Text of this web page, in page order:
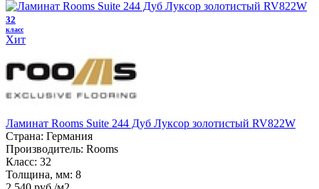
32
класс
Хит
Ламинат Rooms Suite 244 Дуб Луксор золотистый RV822W
Страна: Германия
Производитель: Rooms
Класс: 32
Толщина, мм: 8